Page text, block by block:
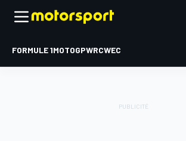
FORMULE 1MOTOGPWRCWEC